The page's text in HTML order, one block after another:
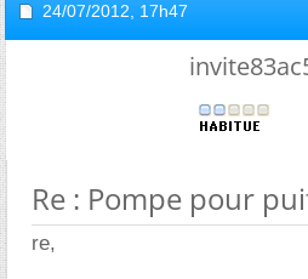
24/07/2012, 17h47
Re : Pompe pour
re,